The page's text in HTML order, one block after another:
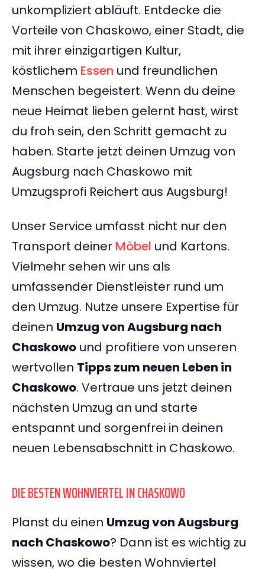
unkompliziert abläuft. Entdecke die
Vorteile von Chaskowo, einer Stadt, die
mit ihrer einzigartigen Kultur,
köstlichem Essen und freundlichen
Menschen begeistert. Wenn du deine
neue Heimat lieben gelernt hast, wirst
du froh sein, den Schritt gemacht zu
haben. Starte jetzt deinen Umzug von
Augsburg nach Chaskowo mit
Umzugsprofi Reichert aus Augsburg!
Unser Service umfasst nicht nur den
Transport deiner Möbel und Kartons.
Vielmehr sehen wir uns als
umfassender Dienstleister rund um
den Umzug. Nutze unsere Expertise für
deinen Umzug von Augsburg nach
Chaskowo und profitiere von unseren
wertvollen Tipps zum neuen Leben in
Chaskowo. Vertraue uns jetzt deinen
nächsten Umzug an und starte
entspannt und sorgenfrei in deinen
neuen Lebensabschnitt in Chaskowo.
DIE BESTEN WOHNVIERTEL IN CHASKOWO
Planst du einen Umzug von Augsburg
nach Chaskowo? Dann ist es wichtig zu
wissen, wo die besten Wohnviertel